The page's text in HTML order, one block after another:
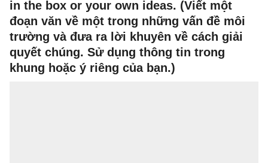
in the box or your own ideas. (Viết một
đoạn văn về một trong những vấn đề môi
trường và đưa ra lời khuyên về cách giải
quyết chúng. Sử dụng thông tin trong
khung hoặc ý riêng của bạn.)